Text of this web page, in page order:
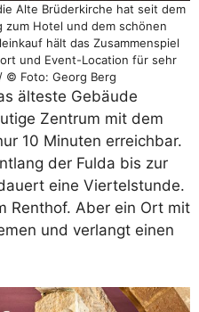
Alte Brüderkirche hat seit dem
zum Hotel und dem schönen
hält das Zusammenspiel
und Event-Location für sehr
© Foto: Georg Berg
älteste Gebäude
Zentrum mit dem
10 Minuten erreichbar.
der Fulda bis zur
eine Viertelstunde.
Renthof. Aber ein Ort mit
und verlangt einen